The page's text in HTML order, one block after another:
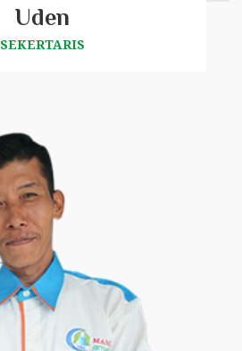
Uden
SEKERTARIS